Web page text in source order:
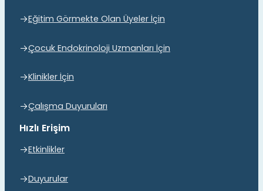
Eğitim Görmekte Olan Üyeler İçin
Çocuk Endokrinoloji Uzmanları İçin
Klinikler İçin
Çalışma Duyuruları
Hızlı Erişim
Etkinlikler
Duyurular